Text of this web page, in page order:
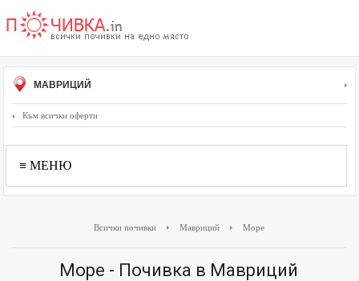
МАВРИЦИЙ
Към всички оферти
≡ МЕНЮ
Всички почивки Мавриций Море
Море - Почивка в Мавриций